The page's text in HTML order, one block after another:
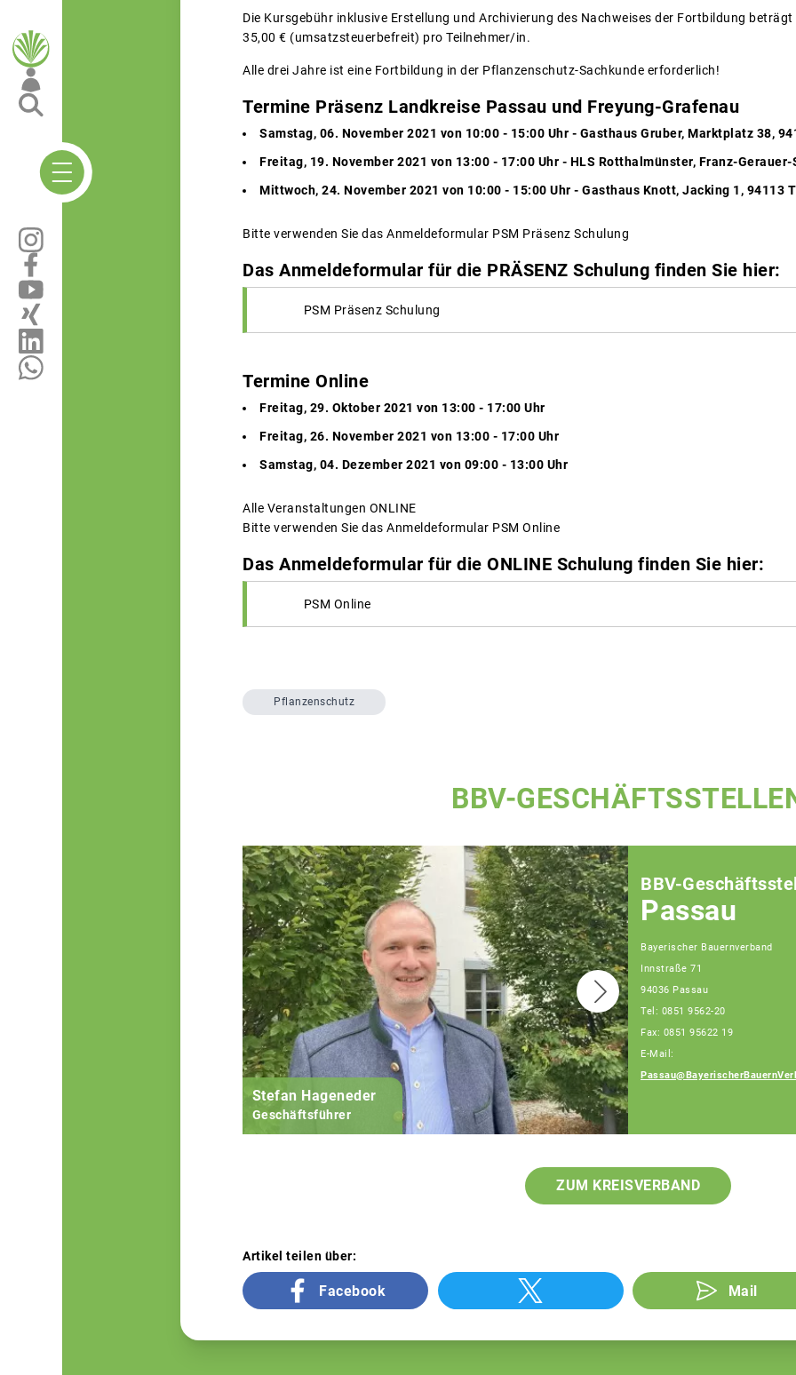
Die Kursgebühr inklusive Erstellung und Archivierung des Nachweises der Fortbildung beträgt
35,00 € (umsatzsteuerbefreit) pro Teilnehmer/in.
Alle drei Jahre ist eine Fortbildung in der Pflanzenschutz-Sachkunde erforderlich!
Termine Präsenz Landkreise Passau und Freyung-Grafenau
Samstag, 06. November 2021 von 10:00 - 15:00 Uhr - Gasthaus Gruber, Marktplatz 38,
Freitag, 19. November 2021 von 13:00 - 17:00 Uhr - HLS Rotthalmünster, Franz-
Mittwoch, 24. November 2021 von 10:00 - 15:00 Uhr - Gasthaus Knott, Jacking 1, 94113
Bitte verwenden Sie das Anmeldeformular PSM Präsenz Schulung
Das Anmeldeformular für die PRÄSENZ Schulung finden Sie hier:
PSM Präsenz Schulung
Termine Online
Freitag, 29. Oktober 2021 von 13:00 - 17:00 Uhr
Freitag, 26. November 2021 von 13:00 - 17:00 Uhr
Samstag, 04. Dezember 2021 von 09:00 - 13:00 Uhr
Alle Veranstaltungen ONLINE
Bitte verwenden Sie das Anmeldeformular PSM Online
Das Anmeldeformular für die ONLINE Schulung finden Sie hier:
PSM Online
Pflanzenschutz
BBV-
Stefan Hageneder
Geschäftsführer
BBV-
Passau
Bayerischer Bauernverband
Innstraße 71
94036 Passau
Tel: 0851 9562-20
Fax: 0851 95622 19
E-Mail:
ZUM KREISVERBAND
Artikel teilen über:
Facebook Mail